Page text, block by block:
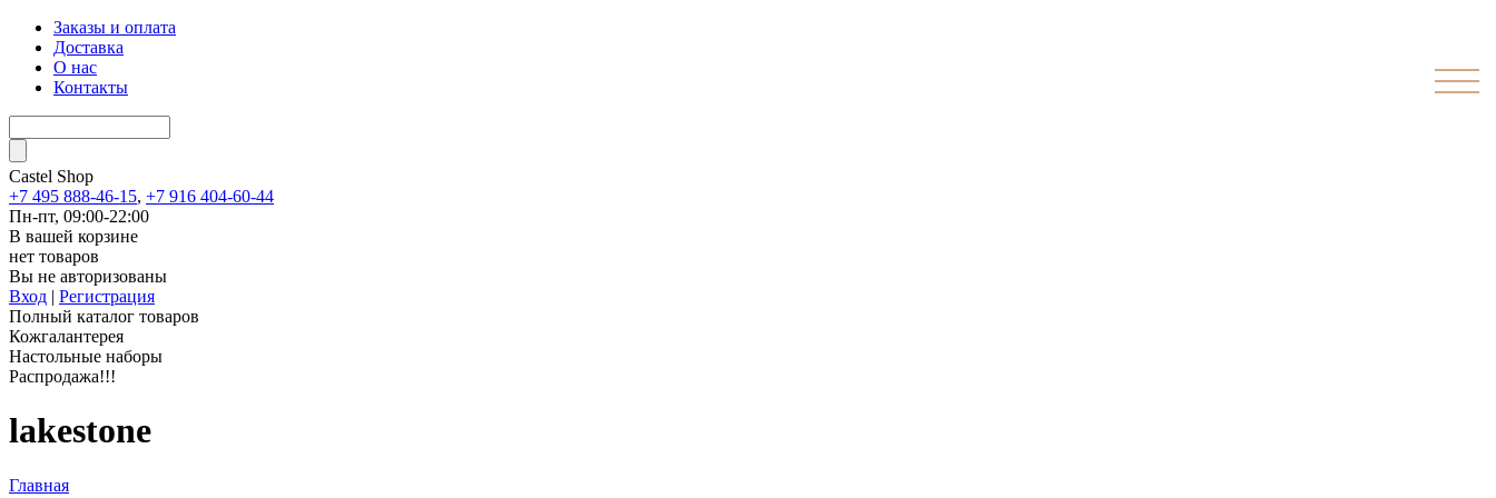
Заказы и оплата
Доставка
О нас
Контакты
Castel Shop
+7 495 888-46-15, +7 916 404-60-44
Пн-пт, 09:00-22:00
В вашей корзине
нет товаров
Вы не авторизованы
Вход | Регистрация
Полный каталог товаров
Кожгалантерея
Настольные наборы
Распродажа!!!
lakestone
Главная